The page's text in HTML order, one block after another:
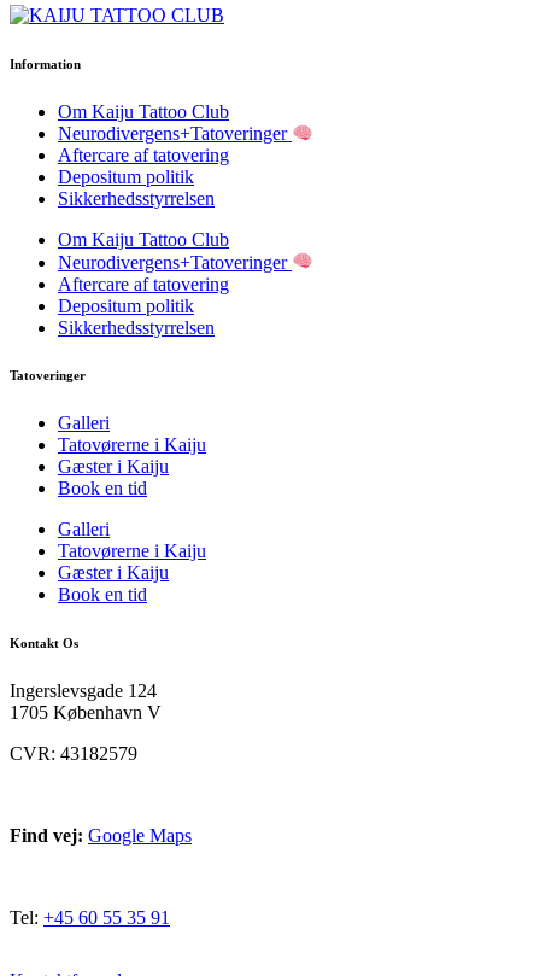
Information
Om Kaiju Tattoo Club
Neurodivergens+Tatoveringer
Aftercare af tatovering
Depositum politik
Sikkerhedsstyrrelsen
Om Kaiju Tattoo Club
Neurodivergens+Tatoveringer
Aftercare af tatovering
Depositum politik
Sikkerhedsstyrrelsen
Tatoveringer
Galleri
Tatovørerne i Kaiju
Gæster i Kaiju
Book en tid
Galleri
Tatovørerne i Kaiju
Gæster i Kaiju
Book en tid
Kontakt Os
Ingerslevsgade 124
1705 København V
CVR: 43182579
Find vej: Google Maps
Tel: +45 60 55 35 91